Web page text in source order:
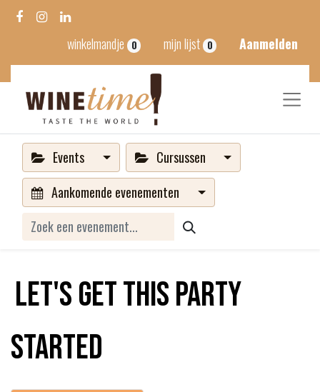
winkelmandje 0 mijn lijst 0 Aanmelden
Events
Cursussen
Aankomende evenementen
Let's get this party
started